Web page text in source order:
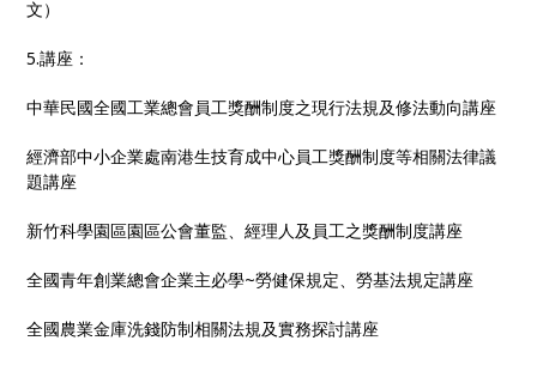
文）
5.講座：
中華民國全國工業總會員工獎酬制度之現行法規及修法動向講座
經濟部中小企業處南港生技育成中心員工獎酬制度等相關法律議
題講座
新竹科學園區園區公會董監、經理人及員工之獎酬制度講座
全國青年創業總會企業主必學~勞健保規定、勞基法規定講座
全國農業金庫洗錢防制相關法規及實務探討講座